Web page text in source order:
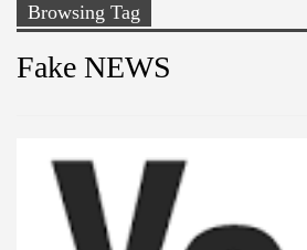
Browsing Tag
Fake NEWS